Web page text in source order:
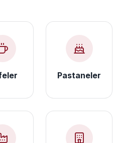
Pastaneler